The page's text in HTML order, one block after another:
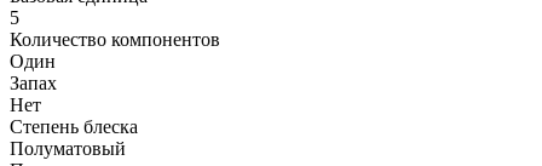
5
Количество компонентов
Один
Запах
Нет
Степень блеска
Полуматовый